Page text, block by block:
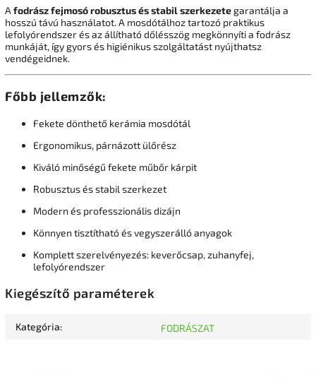
A fodrász fejmosó robusztus és stabil szerkezete garantálja a
hosszú távú használatot. A mosdótálhoz tartozó praktikus
lefolyórendszer és az állítható dőlésszög megkönnyíti a fodrász
munkáját, így gyors és higiénikus szolgáltatást nyújthatsz
vendégeidnek.
Főbb jellemzők:
Fekete dönthető kerámia mosdótál
Ergonomikus, párnázott ülőrész
Kiváló minőségű fekete műbőr kárpit
Robusztus és stabil szerkezet
Modern és professzionális dizájn
Könnyen tisztítható és vegyszerálló anyagok
Komplett szerelvényezés: keverőcsap, zuhanyfej,
lefolyórendszer
Kiegészítő paraméterek
Kategória: FODRÁSZAT